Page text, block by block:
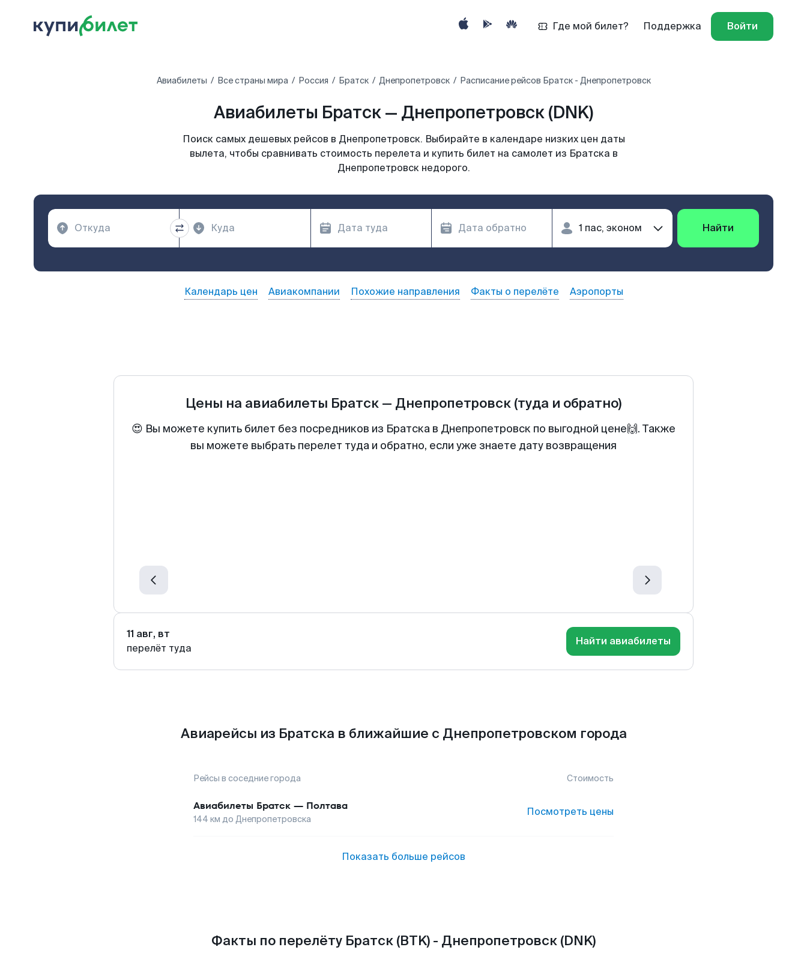
Где мой билет? Поддержка Войти
Авиабилеты Все страны мира Россия Братск Днепропетровск Расписание рейсов Братск - Днепропетровск
Авиабилеты Братск — Днепропетровск (DNK)
Поиск самых дешевых рейсов в Днепропетровск. Выбирайте в календаре низких цен даты
вылета, чтобы сравнивать стоимость перелета и купить билет на самолет из Братска в
Днепропетровск недорого.
Найти
Календарь цен Авиакомпании Похожие направления Факты о перелёте Аэропорты
Цены на авиабилеты Братск — Днепропетровск (туда и обратно)
😍 Вы можете купить билет без посредников из Братска в Днепропетровск по выгодной цене🙌. Также
вы можете выбрать перелет туда и обратно, если уже знаете дату возвращения
11 авг, вт
перелёт туда
Найти авиабилеты
Авиарейсы из Братска в ближайшие с Днепропетровском города
Рейсы в соседние города Стоимость
Авиабилеты Братск — Полтава
144 км до Днепропетровска
Посмотреть цены
Показать больше рейсов
Факты по перелёту Братск (BTK) - Днепропетровск (DNK)